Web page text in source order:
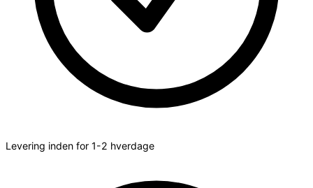
Levering inden for 1-2 hverdage